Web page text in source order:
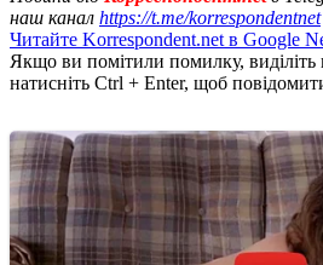
наш канал https://t.me/korrespondentnet
Читайте Korrespondent.net в Google
Якщо ви помітили помилку, виділіть
натисніть Ctrl + Enter, щоб